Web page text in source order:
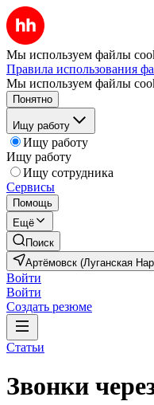
Мы используем файлы
Правила использования
Мы используем файлы
Понятно
Ищу работу
Ищу работу
Ищу работу
Ищу сотрудника
Сервисы
Помощь
Ещё
Поиск
Артёмовск (Луганская
Войти
Войти
Создать резюме
Статьи
Звонки